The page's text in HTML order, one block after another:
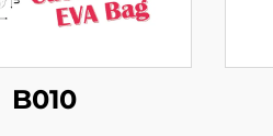
B010